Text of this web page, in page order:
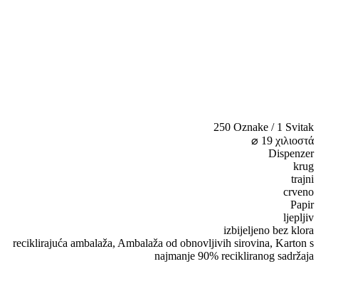
250 Oznake / 1 Svitak
⌀ 19 χιλιοστά
Dispenzer
krug
trajni
crveno
Papir
ljepljiv
izbijeljeno bez klora
reciklirajuća ambalaža, Ambalaža od obnovljivih sirovina, Karton s
najmanje 90% recikliranog sadržaja